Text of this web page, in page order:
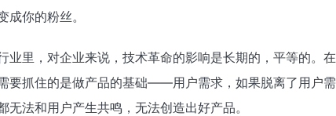
成你的粉丝。
业里，对企业来说，技术革命的影响是长期的，平等的。在
要抓住的是做产品的基础——用户需求，如果脱离了用户需
法和用户产生共鸣，无法创造出好产品。